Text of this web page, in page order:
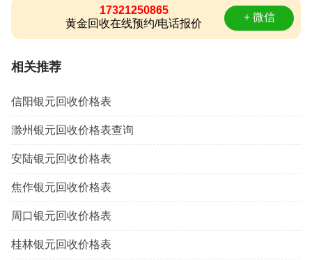
17321250865
黄金回收在线预约/电话报价
+ 微信
相关推荐
信阳银元回收价格表
滁州银元回收价格表查询
安陆银元回收价格表
焦作银元回收价格表
周口银元回收价格表
桂林银元回收价格表